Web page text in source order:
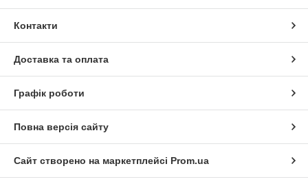
Контакти
Доставка та оплата
Графік роботи
Повна версія сайту
Сайт створено на маркетплейсі Prom.ua